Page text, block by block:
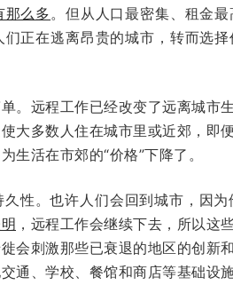
那么多。但从人口最密集、租金最
正在逃离昂贵的城市，转而选择
。远程工作已经改变了远离城
大多数人住在城市里或近郊，即
生活在市郊的“价格”下降了。
性。也许人们会回到城市，因
，远程工作会继续下去，所以这
会刺激那些已衰退的地区的创新
通、学校、餐馆和商店等基础设